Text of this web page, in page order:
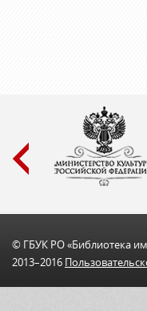
© ГБУК РО «Библиотека
2013–2016